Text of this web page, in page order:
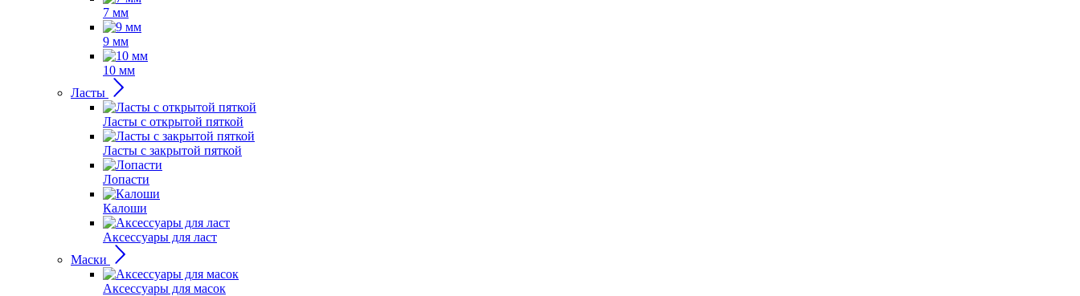
7 мм
9 мм
10 мм
Ласты
Ласты с открытой пяткой
Ласты с закрытой пяткой
Лопасти
Калоши
Аксессуары для ласт
Маски
Аксессуары для масок